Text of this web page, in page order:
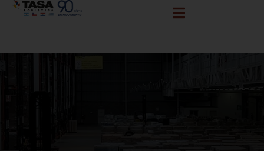
info@tasalogistica.com comercial@tasalogistica.com